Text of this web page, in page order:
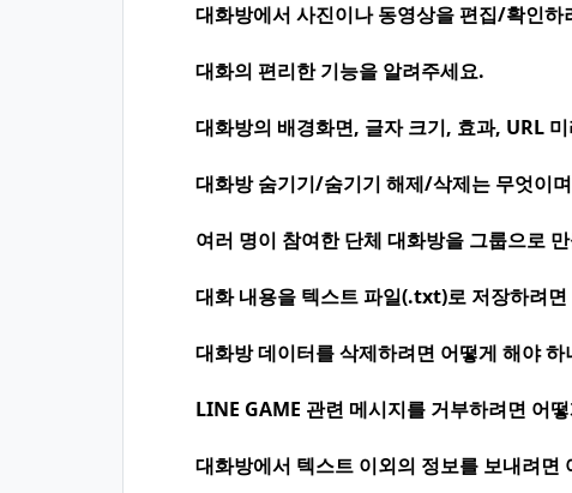
대화방에서 사진이나 동영상을 편집/확인하
대화의 편리한 기능을 알려주세요.
대화방의 배경화면, 글자 크기, 효과, URL
대화방 숨기기/숨기기 해제/삭제는 무엇이
여러 명이 참여한 단체 대화방을 그룹으로
대화 내용을 텍스트 파일(.txt)로 저장하려
대화방 데이터를 삭제하려면 어떻게 해야 하
LINE GAME 관련 메시지를 거부하려면 어
대화방에서 텍스트 이외의 정보를 보내려면